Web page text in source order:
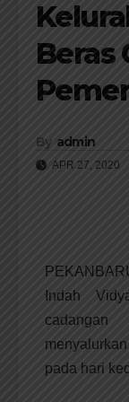
Beras
By admin
APR 27, 2020
Indah
cadangan
pada hari